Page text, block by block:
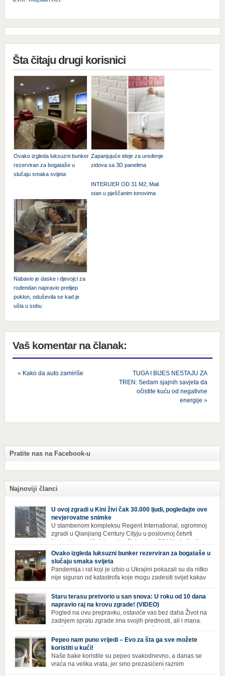
Šta čitaju drugi korisnici
Ovako izgleda luksuzni bunker
rezerviran za bogataše u
slučaju smaka svijeta
Zapanjujuće ideje za uređenje
zidova sa 3D panelima
INTERIJER OD 31 M2; Mali
stan u pješčanim tonovima
Nabavio je daske i djevojci za
rođendan napravio prelijep
poklon, oduševila se kad je
ušla u sobu
Vaš komentar na članak:
« Kako da auto zamiriše
TUGA I BIJES NESTAJU ZA
TREN: Sedam sjajnih savjeta da
očistite kuću od negativne
energije »
Pratite nas na Facebook-u
Najnoviji članci
U ovoj zgradi u Kini živi čak 30.000 ljudi, pogledajte ove
nevjerovatne snimke
U stambenom kompleksu Regent International, ogromnoj
zgradi u Qianjiang Century Cityju u poslovnoj četvrti
Hangzhoua u Kini, trenutno živi gotovo 30 hiljada ljudi,
koji nikad ne moraju izaći iz njega. Naime, s obzirom na to da unutar
zgrade mogu pronaći sve potrepštine koje im zatrebaju, stanari ovog
kompleksa zapravo nemaju potrebe izlaziti izvan njega ako […]
Ovako izgleda luksuzni bunker rezerviran za bogataše u
slučaju smaka svijeta
Pandemija i rat koji je izbio u Ukrajini pokazali su da nitko
nije siguran od katastrofa koje mogu zadesiti svijet kakav
poznajemo. I dok se većina ljudi nada da situacija u
svijetu neće postati još gora te da su prijetnje nuklearnim oružjem
isprazne, ima i onih koji se spremaju za najgori scenariji. Naime,
Survival Condo […]
Staru terasu pretvorio u san snova: U roku od 10 dana
napravio raj na krovu zgrade! (VIDEO)
Pogled na ovu prepravku, ostaviće vas bez daha Život na
zadnjem spratu zgrade ima svojih prednosti, ali i mana.
Izloženost kiši, suncu, vetru i snijegu čini da se materijali
brže troše, a terasa poprimi ruiniran izgled. Ovaj muškarac je promijenio
sve, kada je renovirao terasu i sebi stvorio zaista rajski kutak. Uživajte i
vi u […]
Pepeo nam puno vrijedi – Evo za šta ga sve možete
koristiti u kući!
Naše bake koristile su pepeo svakodnevno, a danas se
vraća na velika vrata, jer smo prezasićeni raznim